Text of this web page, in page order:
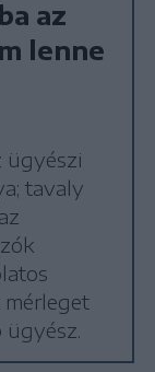
az
lenne
ügyészi
tavaly
ügyész.